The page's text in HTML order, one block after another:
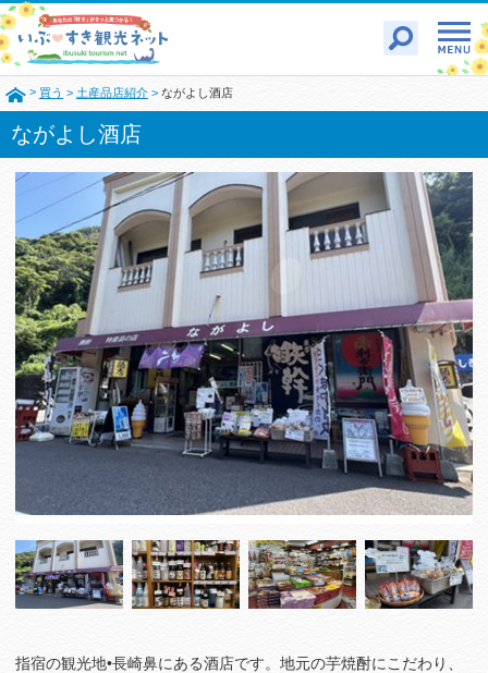
> 買う > 土産品店紹介 > ながよし酒店
ながよし酒店
指宿の観光地•長崎鼻にある酒店です。地元の芋焼酎にこだわり、